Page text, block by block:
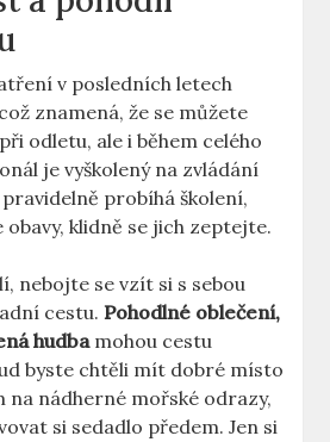
v posledních letech
znamená, že se můžete
odletu, ale i během celého
je vyškolený na zvládání
probíhá školení,
klidně se jich zeptejte.
nebojte se vzít si s sebou
cestu.Pohodlné oblečení,
hudbamohou cestu
byste chtěli mít dobré místo
na nádherné mořské odrazy,
si sedadlo předem. Jen si